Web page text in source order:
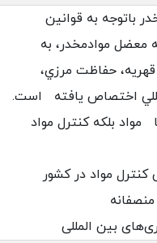
باتوجه به قوانين
معضل موادمخدر، به
حفاظت مرزي،
اختصاص يافته است.
مواد بلکه کنترل مواد
مواد در کشور
بین المللی